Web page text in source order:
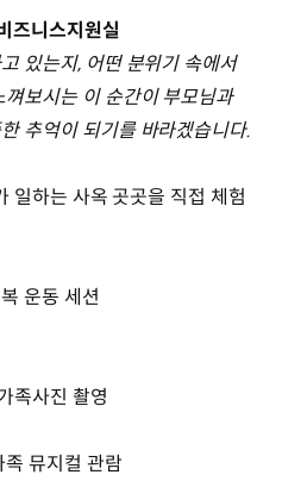
즈니스지원실
있는지, 어떤 분위기 속에서
보시는 이 순간이 부모님과
추억이 되기를 바라겠습니다.
일하는 사옥 곳곳을 직접 체험
운동 세션
족사진 촬영
뮤지컬 관람